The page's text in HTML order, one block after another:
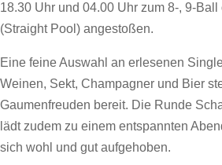
18.30 Uhr und 04.00 Uhr zum 8-, 9-
(Straight Pool) angestoßen.
Eine feine Auswahl an erlesenen
Weinen, Sekt, Champagner und Bier
Gaumenfreuden bereit. Die Runde
lädt zudem zu einem entspannten
sich wohl und gut aufgehoben.